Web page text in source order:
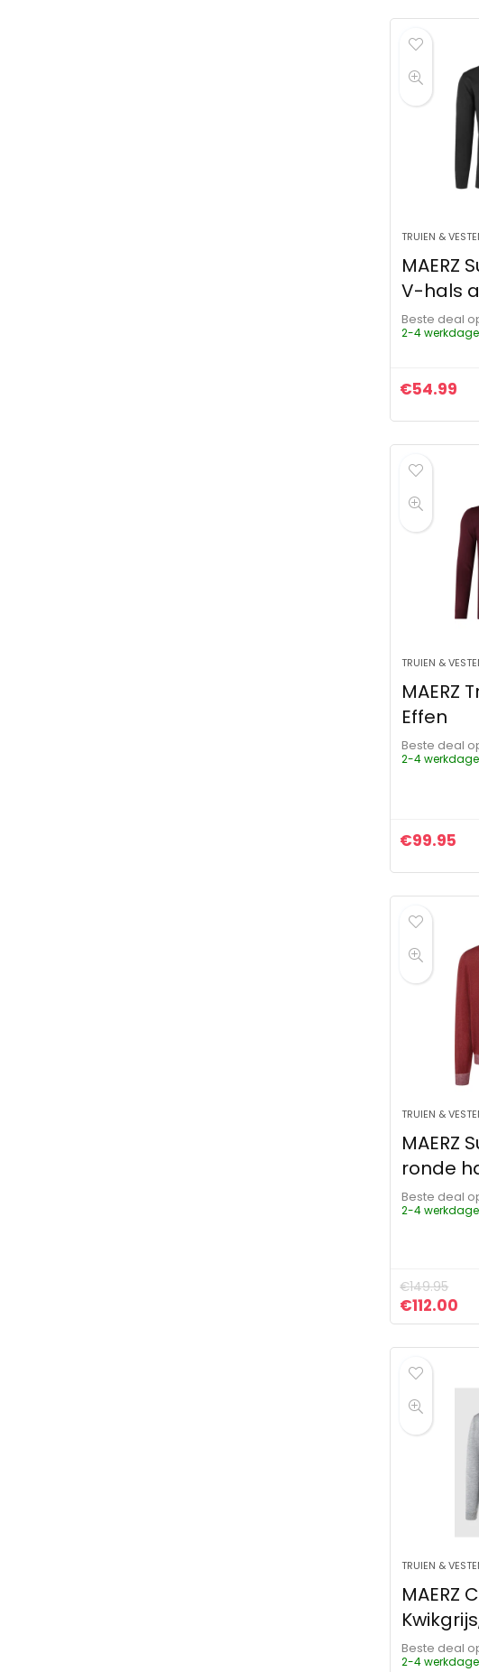
TRUIEN &
MAERZ
V-hals
Beste deal
2-4
€54.99
TRUIEN &
MAERZ
Effen
Beste deal
2-4
€99.95
TRUIEN &
MAERZ
ronde
Beste deal
2-4
€149.95
€112.00
TRUIEN &
MAERZ
Beste deal
2-4